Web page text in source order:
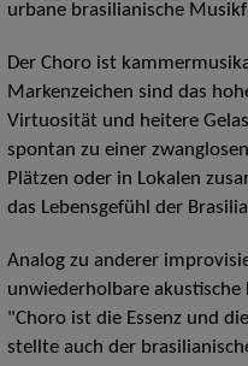
urbane brasilianische
Der Choro ist
Markenzeichen sind das
Virtuosität und heitere
spontan zu einer
Plätzen oder in Lokalen
das Lebensgefühl der
Analog zu anderer
unwiederholbare akustische
"Choro ist die Essenz und
stellte auch der